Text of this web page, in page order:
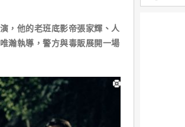
，他的老班底影帝張家輝、人
瀚執導，警方與毒販展開一場
子...